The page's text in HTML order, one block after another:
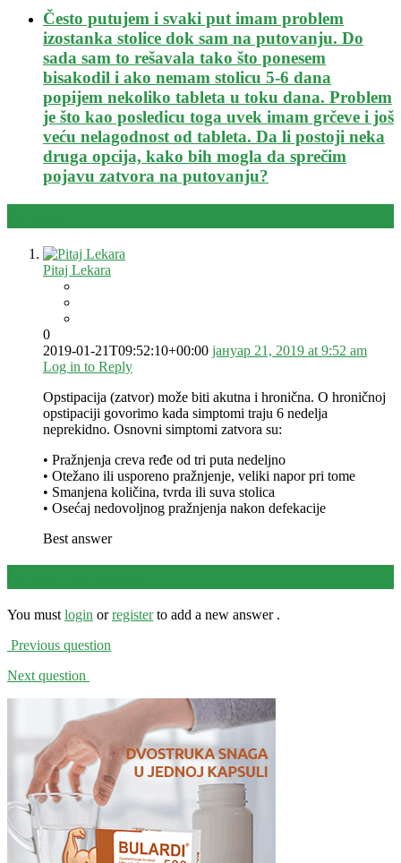
Često putujem i svaki put imam problem
izostanka stolice dok sam na putovanju. Do
sada sam to rešavala tako što ponesem
bisakodil i ako nemam stolicu 5-6 dana
popijem nekoliko tableta u toku dana. Problem
je što kao posledicu toga uvek imam grčeve i još
veću nelagodnost od tableta. Da li postoji neka
druga opcija, kako bih mogla da sprečim
pojavu zatvora na putovanju?
Pitaj Lekara
0
2019-01-21T09:52:10+00:00 јануар 21, 2019 at 9:52 am
Log in to Reply
Opstipacija (zatvor) može biti akutna i hronična. O hroničnoj
opstipaciji govorimo kada simptomi traju 6 nedelja
neprekidno. Osnovni simptomi zatvora su:
• Pražnjenja creva ređe od tri puta nedeljno
• Otežano ili usporeno pražnjenje, veliki napor pri tome
• Smanjena količina, tvrda ili suva stolica
• Osećaj nedovoljnog pražnjenja nakon defekacije
Best answer
You must login orregisterto add a new answer .
Previous question
Next question